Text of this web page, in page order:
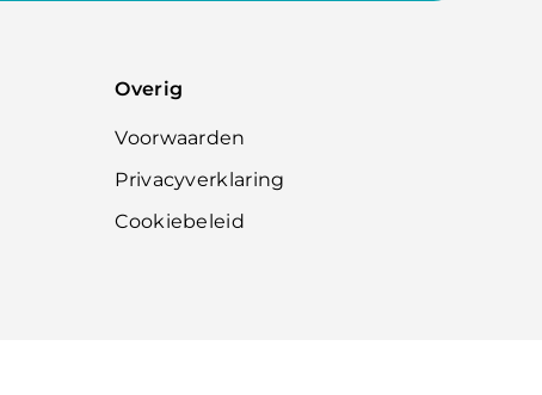
Overig
Voorwaarden
Privacyverklaring
Cookiebeleid